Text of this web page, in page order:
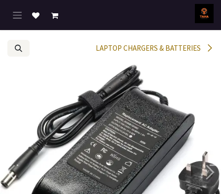
تخطي للذهاب إلى المحتوى